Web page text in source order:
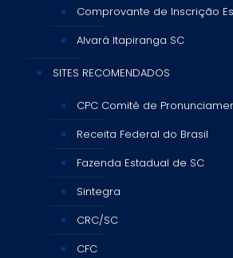
Comprovante de Inscrição
Alvará Itapiranga SC
SITES RECOMENDADOS
CPC Comitê de
Receita Federal do Brasil
Fazenda Estadual de SC
Sintegra
CRC/SC
CFC